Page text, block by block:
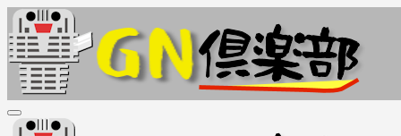
内
容
を
ス
ッ
プ
ＧＮ倶楽部
GN125Family (GN125, GS125, GZ125, EN125, etc..) オーナーズ